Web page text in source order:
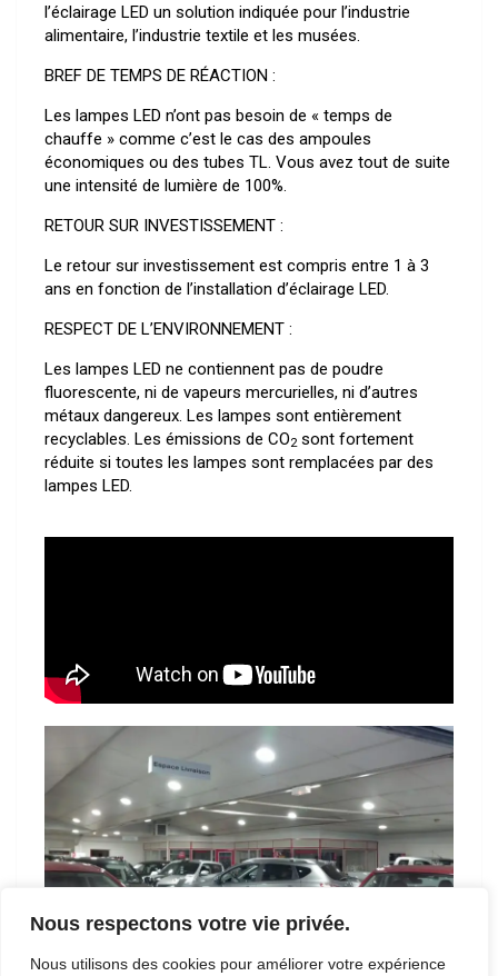
Nous respectons votre vie privée.
Nous utilisons des cookies pour améliorer votre expérience
l’éclairage LED un solution indiquée pour l’industrie
alimentaire, l’industrie textile et les musées.
BREF DE TEMPS DE RÉACTION :
Les lampes LED n’ont pas besoin de « temps de
chauffe » comme c’est le cas des ampoules
économiques ou des tubes TL. Vous avez tout de suite
une intensité de lumière de 100%.
RETOUR SUR INVESTISSEMENT :
Le retour sur investissement est compris entre 1 à 3
ans en fonction de l’installation d’éclairage LED.
RESPECT DE L’ENVIRONNEMENT :
Les lampes LED ne contiennent pas de poudre
fluorescente, ni de vapeurs mercurielles, ni d’autres
métaux dangereux. Les lampes sont entièrement
recyclables. Les émissions de CO2 sont fortement
réduite si toutes les lampes sont remplacées par des
lampes LED.
Photo © BFL Energie